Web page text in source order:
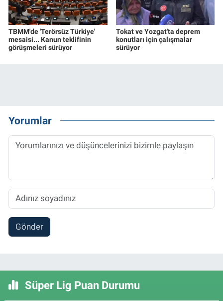
TBMM'de 'Terörsüz Türkiye'
mesaisi... Kanun teklifinin
görüşmeleri sürüyor
Tokat ve Yozgat'ta deprem
konutları için çalışmalar
sürüyor
Yorumlar
Gönder
Süper Lig Puan Durumu